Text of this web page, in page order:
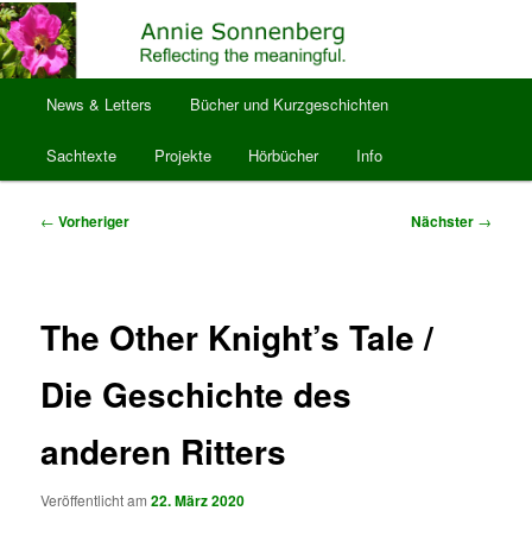
Zum
primären
Inhalt
anniesonnenberg
Reflecting the meaningful.
News & Letters Bücher und Kurzgeschichten
Sachtexte Projekte Hörbücher Info
Beitragsnavigation
← Vorheriger Nächster →
The Other Knight’s Tale /
Die Geschichte des
anderen Ritters
Veröffentlicht am22. März 2020